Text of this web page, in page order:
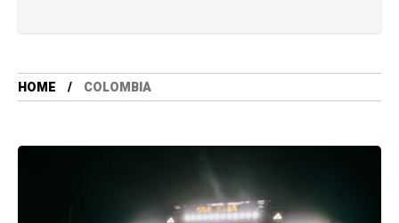
HOME COLOMBIA